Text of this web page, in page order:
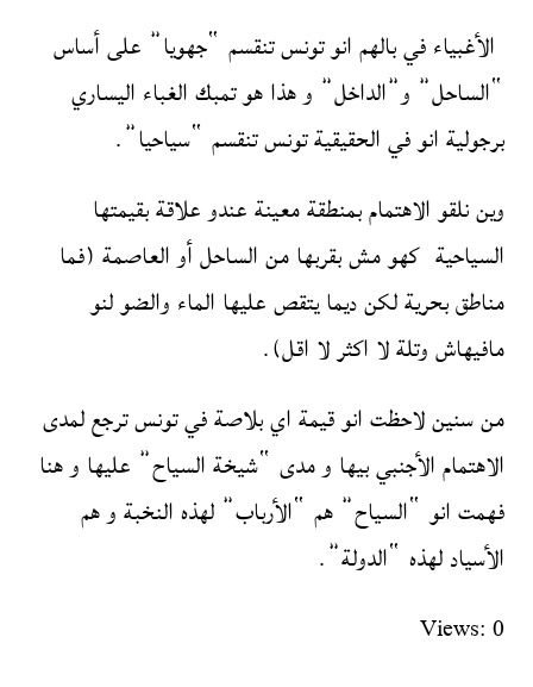
الأغبياء في بالهم انو تونس تنقسم “جهويا” على أساس
“الساحل” و”الداخل” و هذا هو تمبك الغباء اليساري
برجولية انو في الحقيقية تونس تنقسم “سياحيا”.
وين نلقو الاهتمام بمنطقة معينة عندو علاقة بقيمتها
السياحية كهو مش بقربها من الساحل أو العاصمة (فما
مناطق بحرية لكن ديما يتقص عليها الماء والضو لنو
مافيهاش وتلة لا اكثر لا اقل).
من سنين لاحظت انو قيمة اي بلاصة في تونس ترجع لمدى
الاهتمام الأجنبي بيها و مدى “شيخة السياح” عليها و هنا
فهمت انو “السياح” هم “الأرباب” لهذه النخبة و هم
الأسياد لهذه “الدولة”.
Views: 0